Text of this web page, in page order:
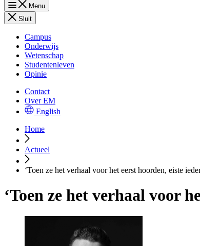
Menu
Sluit
Campus
Onderwijs
Wetenschap
Studentenleven
Opinie
Contact
Over EM
English
Home
Actueel
‘Toen ze het verhaal voor het eerst hoorden, eiste
‘Toen ze het verhaal voor